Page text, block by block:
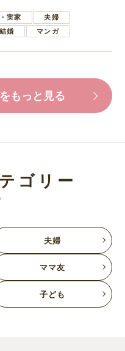
す夫
実家
夫婦
婚
マンガ
もっと見る
ゴリー
夫婦
ママ友
子ども